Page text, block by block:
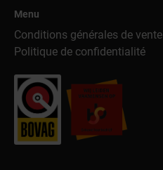
Menu
Conditions générales de vente
Politique de confidentialité